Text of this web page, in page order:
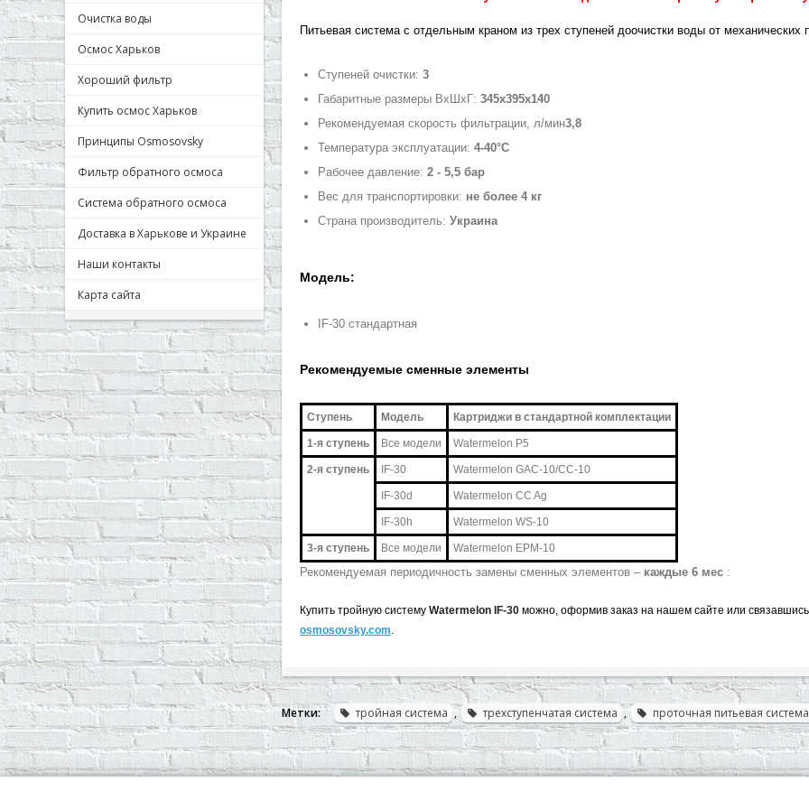
Очистка воды
Осмос Харьков
Хороший фильтр
Купить осмос Харьков
Принципы Osmosovsky
Фильтр обратного осмоса
Система обратного осмоса
Доставка в Харькове и Украине
Наши контакты
Карта сайта
Питьевая система с отдельным краном из трех ступеней доочистки воды от
Ступеней очистки: 3
Габаритные размеры ВхШхГ: 345х395х140
Рекомендуемая скорость фильтрации, л/мин3,8
Температура эксплуатации: 4-40°С
Рабочее давление: 2 - 5,5 бар
Вес для транспортировки: не более 4 кг
Cтрана производитель: Украина
Модель:
IF-30 стандартная
Рекомендуемые сменные элементы
Cтупень Модель Картриджи в стандартной комплектации
1-я ступень Все модели Watermelon P5
2-я ступень IF-30 Watermelon GAC-10/CC-10
IF-30d Watermelon CC Ag
IF-30h Watermelon WS-10
3-я ступень Все модели Watermelon EPM-10
Рекомендуемая периодичность замены сменных элементов – каждые 6 мес :
Купить тройную систему Watermelon IF-30 можно, оформив заказ на нашем сайте или
osmosovsky.com.
Метки: тройная система , трехступенчатая система , проточная питьевая система